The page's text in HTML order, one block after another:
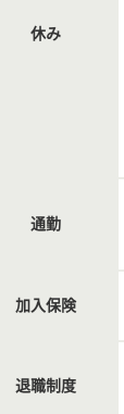
休み
通勤
加入保険
退職制度